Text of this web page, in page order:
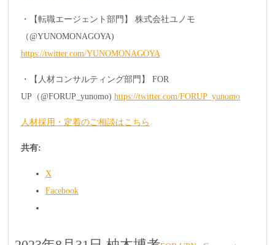
・【転職エージェント部門】 株式会社ユノモ
（@YUNOMONAGOYA)
https://twitter.com/YUNOMONAGOYA
・【人材コンサルティング部門】 FOR
UP（@FORUP_yunomo) https://twitter.com/FORUP_yunomo
人材採用・定着のご相談はこちら
共有:
X
Facebook